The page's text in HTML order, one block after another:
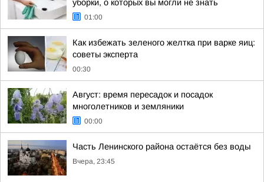
уборки, о которых вы могли не знать
01:00
Как избежать зеленого желтка при варке яиц:
советы эксперта
00:30
Август: время пересадок и посадок
многолетников и земляники
00:00
Часть Ленинского района остаётся без воды
Вчера, 23:45